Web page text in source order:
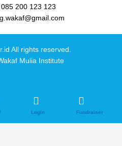
200 123 123
All rights reserved.
Mulia Institute
Login Fundraiser